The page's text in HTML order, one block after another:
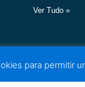
Ver Tudo »
para permitir